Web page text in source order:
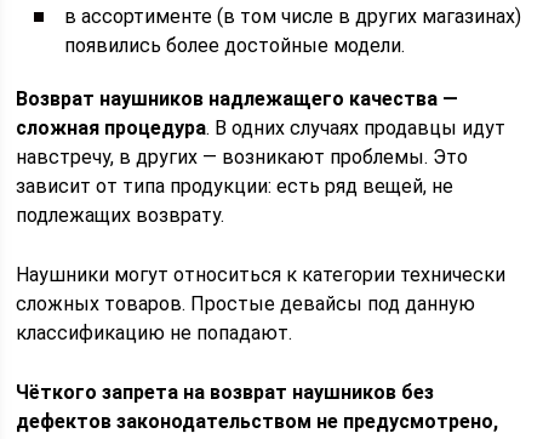
в ассортименте (в том числе в других магазинах)
появились более достойные модели.
Возврат наушников надлежащего качества —
сложная процедура. В одних случаях продавцы идут
навстречу, в других — возникают проблемы. Это
зависит от типа продукции: есть ряд вещей, не
подлежащих возврату.
Наушники могут относиться к категории технически
сложных товаров. Простые девайсы под данную
классификацию не попадают.
Чёткого запрета на возврат наушников без
дефектов законодательством не предусмотрено,